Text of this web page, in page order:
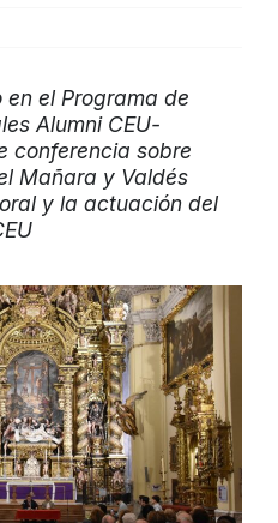
el Programa de
Alumni CEU-
conferencia sobre
Mañara y Valdés
y la actuación del